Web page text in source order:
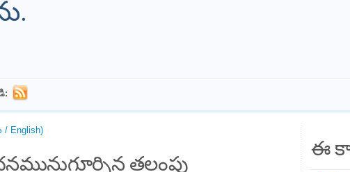
English)
తలంపు
ఈ